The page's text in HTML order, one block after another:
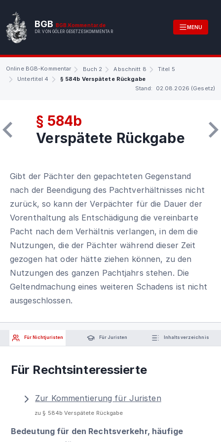
BGB BGB.Kommentar.de
DR. VON GÖLER GESETZESKOMMENTAR
MENU
Online BGB-Kommentar Buch 2 Abschnitt 8
Titel 5
Untertitel 4
§ 584b Verspätete Rückgabe
Stand: 02.08.2026 (Gesetz)
§ 584b
Verspätete Rückgabe
Gibt der Pächter den gepachteten Gegenstand
nach der Beendigung des Pachtverhältnisses nicht
zurück, so kann der Verpächter für die Dauer der
Vorenthaltung als Entschädigung die vereinbarte
Pacht nach dem Verhältnis verlangen, in dem die
Nutzungen, die der Pächter während dieser Zeit
gezogen hat oder hätte ziehen können, zu den
Nutzungen des ganzen Pachtjahrs stehen. Die
Geltendmachung eines weiteren Schadens ist nicht
ausgeschlossen.
Für Nichtjuristen Für Juristen Inhaltsverzeichnis
Für Rechtsinteressierte
Zur Kommentierung für Juristen
zu § 584b Verspätete Rückgabe
Bedeutung für den Rechtsverkehr, häufige